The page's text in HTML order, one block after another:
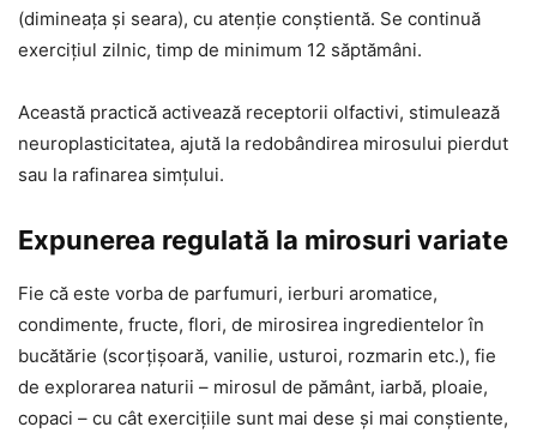
(dimineața și seara), cu atenție conștientă. Se continuă
exercițiul zilnic, timp de minimum 12 săptămâni.
Această practică activează receptorii olfactivi, stimulează
neuroplasticitatea, ajută la redobândirea mirosului pierdut
sau la rafinarea simțului.
Expunerea regulată la mirosuri variate
Fie că este vorba de parfumuri, ierburi aromatice,
condimente, fructe, flori, de mirosirea ingredientelor în
bucătărie (scorțișoară, vanilie, usturoi, rozmarin etc.), fie
de explorarea naturii – mirosul de pământ, iarbă, ploaie,
copaci – cu cât exerciţiile sunt mai dese și mai conștiente,